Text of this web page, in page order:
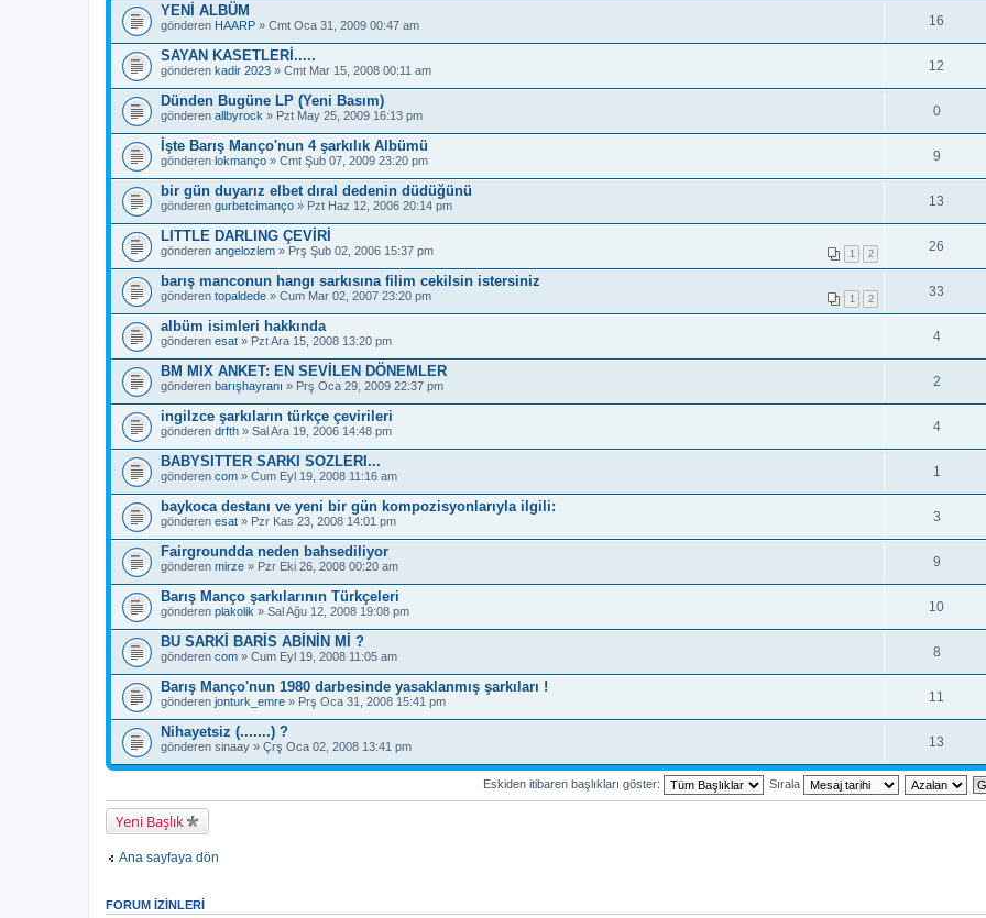
YENİ ALBÜM
gönderen HAARP » Cmt Oca 31, 2009 00:47 am 16
SAYAN KASETLERİ.....
gönderen kadir 2023 » Cmt Mar 15, 2008 00:11 am 12
Dünden Bugüne LP (Yeni Basım)
gönderen allbyrock » Pzt May 25, 2009 16:13 pm 0
İşte Barış Manço'nun 4 şarkılık Albümü
gönderen lokmanço » Cmt Şub 07, 2009 23:20 pm 9
bir gün duyarız elbet dıral dedenin düdüğünü
gönderen gurbetcimanço » Pzt Haz 12, 2006 20:14 pm 13
LITTLE DARLING ÇEVİRİ
1 2
gönderen angelozlem » Prş Şub 02, 2006 15:37 pm 26
barış manconun hangı sarkısına filim cekilsin istersiniz
1 2
gönderen topaldede » Cum Mar 02, 2007 23:20 pm 33
albüm isimleri hakkında
gönderen esat » Pzt Ara 15, 2008 13:20 pm 4
BM MIX ANKET: EN SEVİLEN DÖNEMLER
gönderen barışhayranı » Prş Oca 29, 2009 22:37 pm 2
ingilzce şarkıların türkçe çevirileri
gönderen drfth » Sal Ara 19, 2006 14:48 pm 4
BABYSITTER SARKI SOZLERI...
gönderen com » Cum Eyl 19, 2008 11:16 am 1
baykoca destanı ve yeni bir gün kompozisyonlarıyla ilgili:
gönderen esat » Pzr Kas 23, 2008 14:01 pm 3
Fairgroundda neden bahsediliyor
gönderen mirze » Pzr Eki 26, 2008 00:20 am 9
Barış Manço şarkılarının Türkçeleri
gönderen plakolik » Sal Ağu 12, 2008 19:08 pm 10
BU SARKİ BARİS ABİNİN Mİ ?
gönderen com » Cum Eyl 19, 2008 11:05 am 8
Barış Manço'nun 1980 darbesinde yasaklanmış şarkıları !
gönderen jonturk_emre » Prş Oca 31, 2008 15:41 pm 11
Nihayetsiz (.......) ?
gönderen sinaay » Çrş Oca 02, 2008 13:41 pm 13
Eskiden itibaren başlıkları göster: Sırala
Yeni Başlık
Ana sayfaya dön
FORUM IZINLERI